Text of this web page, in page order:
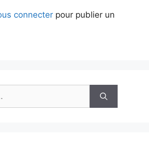
connecter pour publier un